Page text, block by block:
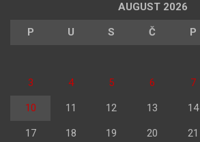
AUGUST 2026
P U S Č P
3 4 5 6 7
10 11 12 13 14
17 18 19 20 21